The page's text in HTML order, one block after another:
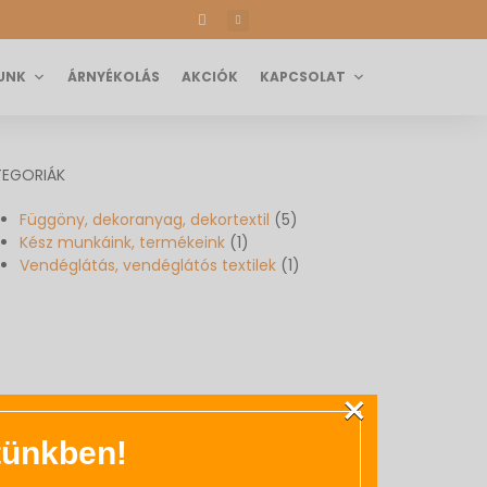
ÁRNYÉKOLÁS AKCIÓK KAPCSOLAT
Függöny, dekoranyag, dekortextil (5)
Kész munkáink, termékeink(1)
Vendéglátás, vendéglátós textilek(1)
×